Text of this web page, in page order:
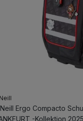
Ergo Compacto
-Kollektion 2025